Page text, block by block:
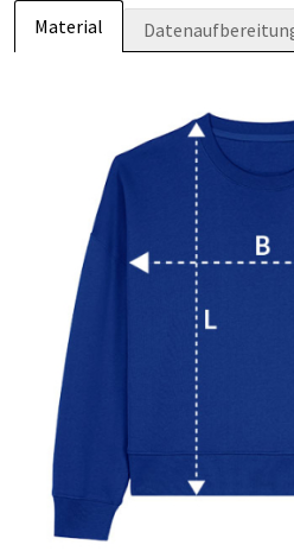
Material